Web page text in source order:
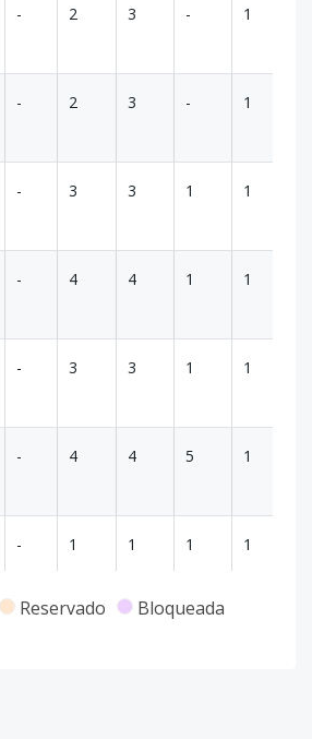
- 2 3 - 1
- 2 3 - 1
- 3 3 1 1
- 4 4 1 1
- 3 3 1 1
- 4 4 5 1
- 1 1 1 1
Reservado Bloqueada